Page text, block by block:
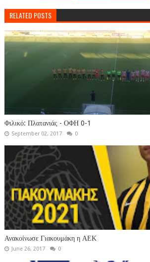
RELATED POSTS
Φιλικό: Πλατανιάς - ΟΦΗ 0-1
September 02, 2017 0
Ανακοίνωσε Γιακουμάκη η ΑΕΚ
June 26, 2017 0